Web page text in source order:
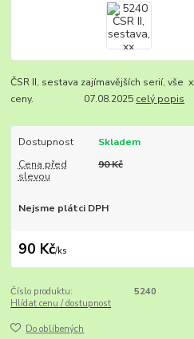
ČSR II, sestava zajímavějších serií, vše
ceny. 07.08.2025 celý popis
Dostupnost
Skladem
Cena před
slevou
90 Kč
Nejsme plátci DPH
90 Kč/ks
Číslo produktu:
5240
Hlídat cenu / dostupnost
Do oblíbených